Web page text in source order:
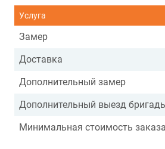
Услуга
Замер
Доставка
Дополнительный замер
Дополнительный выезд
Минимальная стоимость заказа